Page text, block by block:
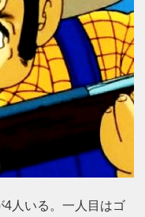
4人いる。一人目はゴ